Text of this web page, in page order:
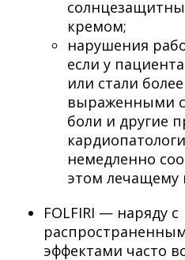
кремом;
нарушения
если у
или стали более
выраженными
боли и другие
немедленно
этом лечащему
FOLFIRI — наряду с
эффектами часто